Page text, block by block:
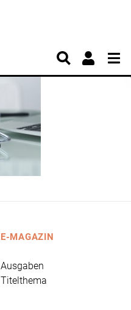
E-MAGAZIN
Ausgaben
Titelthema